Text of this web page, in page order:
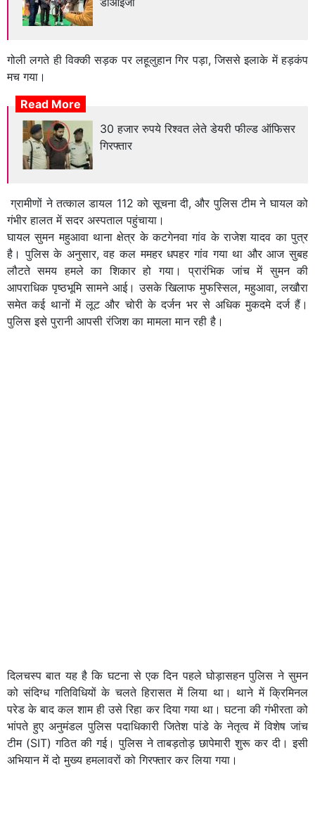
गोली लगते ही विक्की सड़क पर लहूलुहान गिर पड़ा, जिससे इलाके में हड़कंप
मच गया।
Read More
30 हजार रुपये रिश्वत लेते डेयरी फील्ड ऑफिसर
गिरफ्तार
ग्रामीणों ने तत्काल डायल 112 को सूचना दी, और पुलिस टीम ने घायल को
गंभीर हालत में सदर अस्पताल पहुंचाया।
घायल सुमन महुआवा थाना क्षेत्र के कटगेनवा गांव के राजेश यादव का पुत्र
है। पुलिस के अनुसार, वह कल ममहर धपहर गांव गया था और आज सुबह
लौटते समय हमले का शिकार हो गया। प्रारंभिक जांच में सुमन की
आपराधिक पृष्ठभूमि सामने आई। उसके खिलाफ मुफस्सिल, महुआवा, लखौरा
समेत कई थानों में लूट और चोरी के दर्जन भर से अधिक मुकदमे दर्ज हैं।
पुलिस इसे पुरानी आपसी रंजिश का मामला मान रही है।
दिलचस्प बात यह है कि घटना से एक दिन पहले घोड़ासहन पुलिस ने सुमन
को संदिग्ध गतिविधियों के चलते हिरासत में लिया था। थाने में क्रिमिनल
परेड के बाद कल शाम ही उसे रिहा कर दिया गया था। घटना की गंभीरता को
भांपते हुए अनुमंडल पुलिस पदाधिकारी जितेश पांडे के नेतृत्व में विशेष जांच
टीम (SIT) गठित की गई। पुलिस ने ताबड़तोड़ छापेमारी शुरू कर दी। इसी
अभियान में दो मुख्य हमलावरों को गिरफ्तार कर लिया गया।